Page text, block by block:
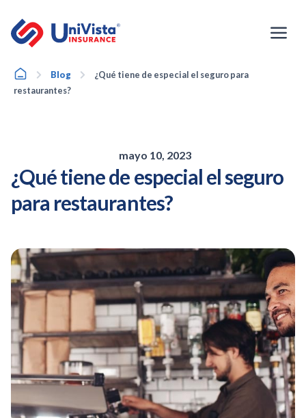
contenido
HomeBlog
¿Qué tiene de especial el seguro para
restaurantes?
mayo 10, 2023
¿Qué tiene de especial el seguro
para restaurantes?